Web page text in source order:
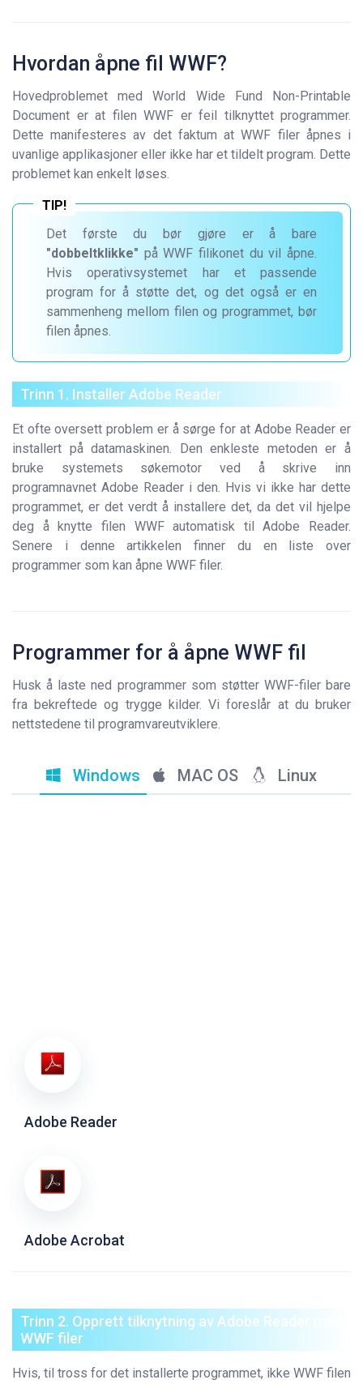
Hvordan åpne fil WWF?
Hovedproblemet med World Wide Fund Non-Printable
Document er at filen WWF er feil tilknyttet programmer.
Dette manifesteres av det faktum at WWF filer åpnes i
uvanlige applikasjoner eller ikke har et tildelt program. Dette
problemet kan enkelt løses.
Det første du bør gjøre er å bare
"dobbeltklikke" på WWF filikonet du vil åpne.
Hvis operativsystemet har et passende
program for å støtte det, og det også er en
sammenheng mellom filen og programmet, bør
filen åpnes.
Trinn 1. Installer Adobe Reader
Et ofte oversett problem er å sørge for at Adobe Reader er
installert på datamaskinen. Den enkleste metoden er å
bruke systemets søkemotor ved å skrive inn
programnavnet Adobe Reader i den. Hvis vi ikke har dette
programmet, er det verdt å installere det, da det vil hjelpe
deg å knytte filen WWF automatisk til Adobe Reader.
Senere i denne artikkelen finner du en liste over
programmer som kan åpne WWF filer.
Programmer for å åpne WWF fil
Husk å laste ned programmer som støtter WWF-filer bare
fra bekreftede og trygge kilder. Vi foreslår at du bruker
nettstedene til programvareutviklere.
Windows MAC OS Linux
Adobe Reader
Adobe Acrobat
Trinn 2. Opprett tilknytning av Adobe Reader med
WWF filer
Hvis, til tross for det installerte programmet, ikke WWF filen